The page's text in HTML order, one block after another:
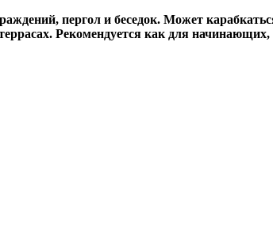
пергол и беседок. Может
Рекомендуется как для